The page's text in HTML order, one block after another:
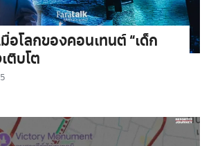
มื่อโลกของคอนเทนต์ “เด็ก
ติบโต